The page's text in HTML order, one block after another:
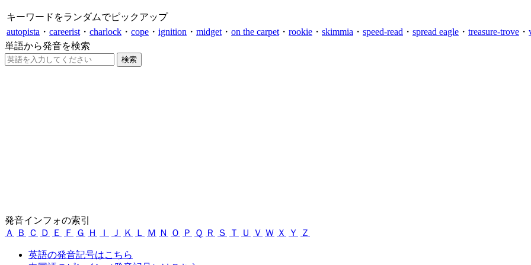
キーワードをランダムでピックアップ
autopista ・ careerist ・ charlock ・ cope ・ ignition ・ midget ・ on the carpet ・ rookie ・ skimmia ・ speed-read ・ spread eagle ・ treasure-trove ・
単語から発音を検索
発音インフォの索引
Ａ
Ｂ Ｃ Ｄ Ｅ Ｆ Ｇ Ｈ Ｉ Ｊ Ｋ Ｌ Ｍ Ｎ Ｏ Ｐ Ｑ Ｒ Ｓ Ｔ Ｕ Ｖ Ｗ Ｘ Ｙ Ｚ
英語の発音記号はこちら